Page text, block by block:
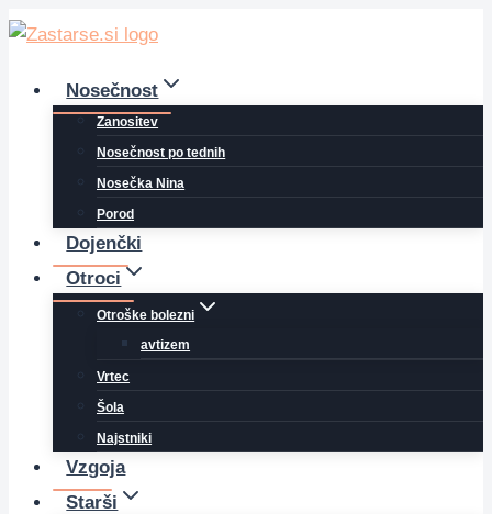
Skip
contentNosečnost
Zanositev
Nosečnost po tednih
Nosečka Nina
Porod
Dojenčki
Otroci
Otroške bolezni
avtizem
Vrtec
Šola
Najstniki
Vzgoja
Starši